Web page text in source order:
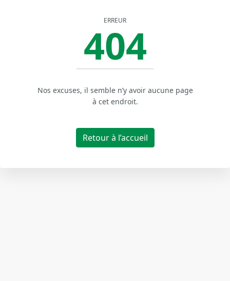
ERREUR
404
Nos excuses, il semble n’y avoir aucune page
à cet endroit.
Retour à l’accueil